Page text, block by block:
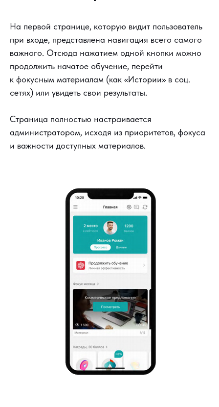
На первой странице, которую видит пользователь
при входе, представлена навигация всего самого
важного. Отсюда нажатием одной кнопки можно
продолжить начатое обучение, перейти
к фокусным материалам (как «Истории» в соц.
сетях) или увидеть свои результаты.
Страница полностью настраивается
администратором, исходя из приоритетов, фокуса
и важности доступных материалов.